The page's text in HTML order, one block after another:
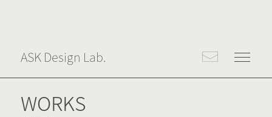
ASK Design Lab.
ABOUT
WORKS
CONTACT
WORKS